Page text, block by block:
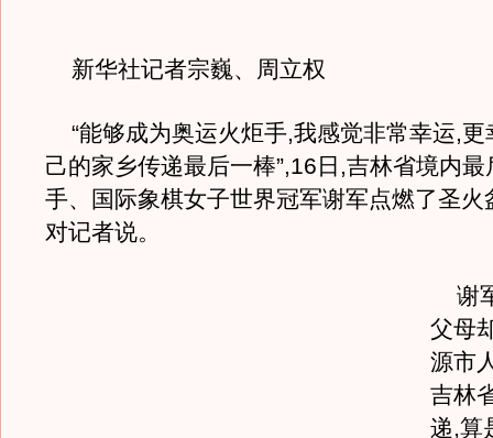
新华社记者宗巍、周立权
“能够成为奥运火炬手,我感觉非常幸运,更
己的家乡传递最后一棒”,16日,吉林省境内
手、国际象棋女子世界冠军谢军点燃了圣火
对记者说。
谢
父母
源市
吉林
递,算